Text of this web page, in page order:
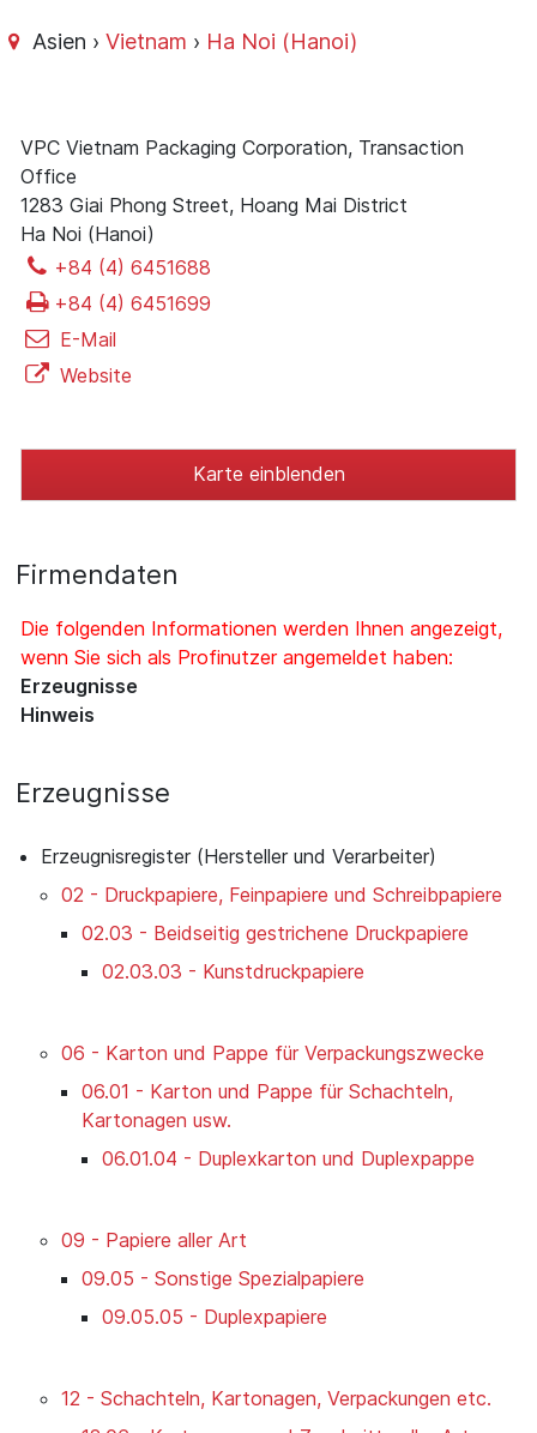
Asien ›Vietnam › Ha Noi (Hanoi)
VPC Vietnam Packaging Corporation, Transaction
Office
1283 Giai Phong Street, Hoang Mai District
Ha Noi (Hanoi)
+84 (4) 6451688
+84 (4) 6451699
E-Mail
Website
Karte einblenden
Firmendaten
Die folgenden Informationen werden Ihnen angezeigt,
wenn Sie sich als Profinutzer angemeldet haben:
Erzeugnisse
Hinweis
Erzeugnisse
Erzeugnisregister (Hersteller und Verarbeiter)
02 - Druckpapiere, Feinpapiere und Schreibpapiere
02.03 - Beidseitig gestrichene Druckpapiere
02.03.03 - Kunstdruckpapiere
06 - Karton und Pappe für Verpackungszwecke
06.01 - Karton und Pappe für Schachteln,
Kartonagen usw.
06.01.04 - Duplexkarton und Duplexpappe
09 - Papiere aller Art
09.05 - Sonstige Spezialpapiere
09.05.05 - Duplexpapiere
12 - Schachteln, Kartonagen, Verpackungen etc.